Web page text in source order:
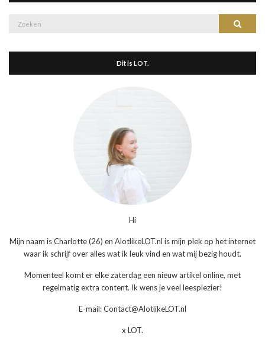
Zoek
Dit is LOT.
Hi
Mijn naam is Charlotte (26) en AlotlikeLOT.nl is mijn plek op het internet
waar ik schrijf over alles wat ik leuk vind en wat mij bezig houdt.
Momenteel komt er elke zaterdag een nieuw artikel online, met
regelmatig extra content. Ik wens je veel leesplezier!
E-mail: Contact@AlotlikeLOT.nl
x LOT.